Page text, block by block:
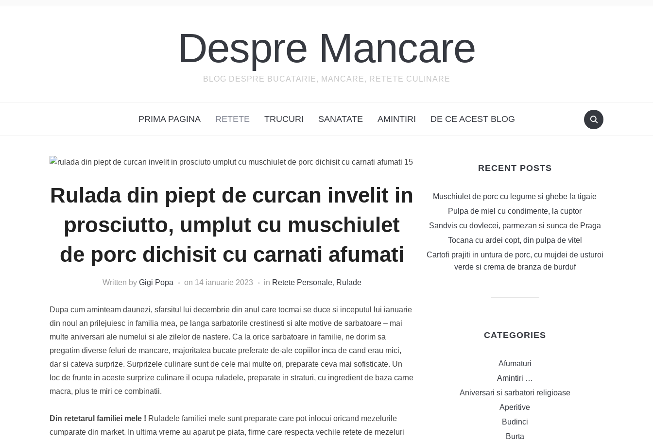
Despre Mancare
BLOG DESPRE BUCATARIE, MANCARE, RETETE CULINARE
PRIMA PAGINA RETETE TRUCURI SANATATE AMINTIRI DE CE ACEST BLOG
Rulada din piept de curcan invelit in
prosciutto, umplut cu muschiulet
de porc dichisit cu carnati afumati
Written by Gigi Popa on 14 ianuarie 2023 in Retete Personale, Rulade
Dupa cum aminteam daunezi, sfarsitul lui decembrie din anul care tocmai se duce si inceputul lui ianuarie
din noul an prilejuiesc in familia mea, pe langa sarbatorile crestinesti si alte motive de sarbatoare – mai
multe aniversari ale numelui si ale zilelor de nastere. Ca la orice sarbatoare in familie, ne dorim sa
pregatim diverse feluri de mancare, majoritatea bucate preferate de-ale copiilor inca de cand erau mici,
dar si cateva surprize. Surprizele culinare sunt de cele mai multe ori, preparate ceva mai sofisticate. Un
loc de frunte in aceste surprize culinare il ocupa ruladele, preparate in straturi, cu ingredient de baza carne
macra, plus te miri ce combinatii.
Din retetarul familiei mele ! Ruladele familiei mele sunt preparate care pot inlocui oricand mezelurile
cumparate din market. In ultima vreme au aparut pe piata, firme care respecta vechile retete de mezeluri
RECENT POSTS
Muschiulet de porc cu legume si ghebe la tigaie
Pulpa de miel cu condimente, la cuptor
Sandvis cu dovlecei, parmezan si sunca de Praga
Tocana cu ardei copt, din pulpa de vitel
Cartofi prajiti in untura de porc, cu mujdei de usturoi
verde si crema de branza de burduf
CATEGORIES
Afumaturi
Amintiri …
Aniversari si sarbatori religioase
Aperitive
Budinci
Burta